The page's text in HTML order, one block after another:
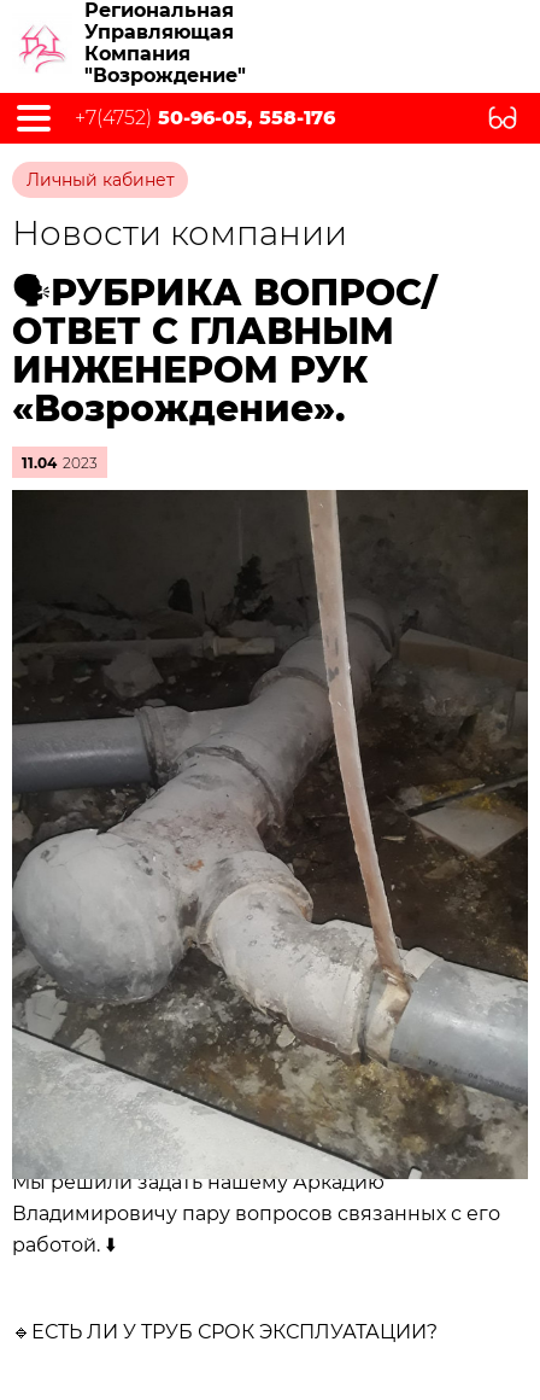
Региональная
Управляющая
Компания
"Возрождение"
+7(4752) 50-96-05, 558-176
Личный кабинет
Новости компании
🗣️РУБРИКА ВОПРОС/
ОТВЕТ С ГЛАВНЫМ
ИНЖЕНЕРОМ РУК
«Возрождение».
11.04 2023
Мы решили задать нашему Аркадию
Владимировичу пару вопросов связанных с его
работой. ⬇️
🔹 ЕСТЬ ЛИ У ТРУБ СРОК ЭКСПЛУАТАЦИИ?